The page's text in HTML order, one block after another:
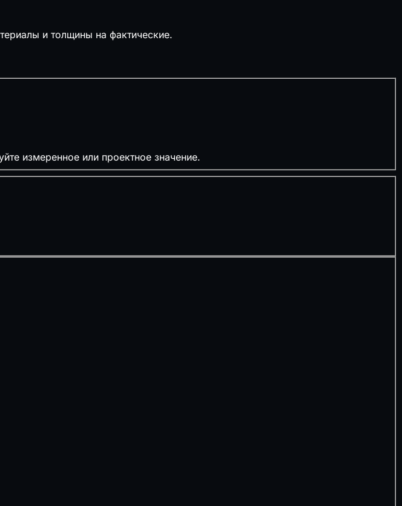
и толщины на фактические.
измеренное или проектное значение.